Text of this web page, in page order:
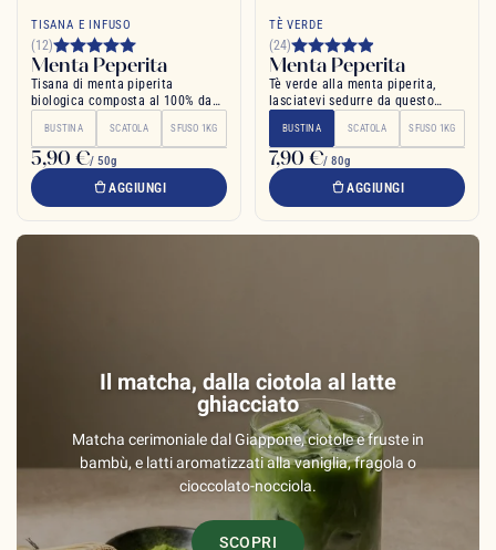
TISANA E INFUSO
(12)
Menta Peperita
Tisana di menta piperita
biologica composta al 100% da
BUSTINA SCATOLA SFUSO 1KG
5,90 €/ 50g
AGGIUNGI
TÈ VERDE
(24)
Menta Peperita
Tè verde alla menta piperita,
lasciatevi sedurre da questo
BUSTINA SCATOLA SFUSO 1KG
7,90 €/ 80g
AGGIUNGI
Il matcha, dalla ciotola al latte
ghiacciato
Matcha cerimoniale dal Giappone, ciotole e fruste in
bambù, e latti aromatizzati alla vaniglia, fragola o
cioccolato-nocciola.
SCOPRI